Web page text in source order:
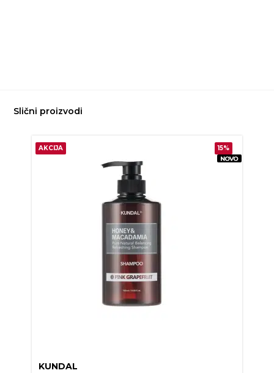
Slični proizvodi
AKCIJA 15%
KUNDAL